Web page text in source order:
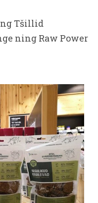
Tšillid
ning Raw Power